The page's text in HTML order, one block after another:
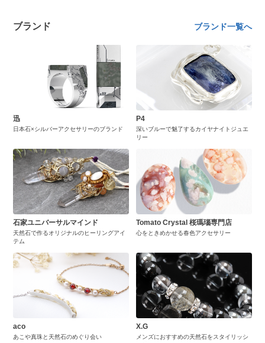
ブランド ブランド一覧へ
迅
日本石×シルバーアクセサリーのブランド
P4
深いブルーで魅了するカイヤナイトジュエ
リー
石家ユニバーサルマインド
天然石で作るオリジナルのヒーリングアイ
テム
Tomato Crystal 桜瑪瑙専門店
心をときめかせる春色アクセサリー
aco
あこや真珠と天然石のめぐり会い
X.G
メンズにおすすめの天然石をスタイリッシ